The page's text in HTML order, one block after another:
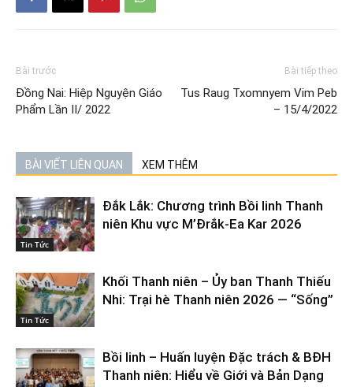
Bài trước
Đồng Nai: Hiệp Nguyện Giáo
Phẩm Lần II/ 2022
Bài tiếp theo
Tus Raug Txomnyem Vim Peb
– 15/4/2022
BÀI VIẾT LIÊN QUAN XEM THÊM
Tin Tức
Đắk Lắk: Chương trình Bồi linh Thanh
niên Khu vực M’Đrắk-Ea Kar 2026
Tin Tức
Khối Thanh niên – Ủy ban Thanh Thiếu
Nhi: Trại hè Thanh niên 2026 — “Sống”
Bồi linh – Huấn luyện Đặc trách & BĐH
Thanh niên: Hiểu về Giới và Bản Dạng